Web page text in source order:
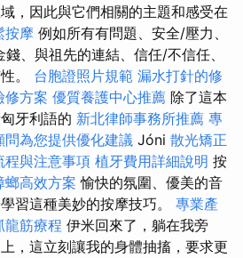
，因此與它們相關的主題和感受在
按摩 例如所有有問題、安全/壓力、
、與祖先的連結、信任/不信任、
。 台胞證照片規範 漏水打針的修
修方案 優質養護中心推薦 除了這本
牙利語的 新北律師事務所推薦 專
問為您提供優化建議 Jóni 散光矯正
程與注意事項 植牙費用詳細說明 按
螂高效方案 愉快的氛圍、優美的音
習這種美妙的按摩技巧。 專業產
龍筋療程 伊米回來了，躺在我旁
，這立刻讓我的身體抽搐，要求更